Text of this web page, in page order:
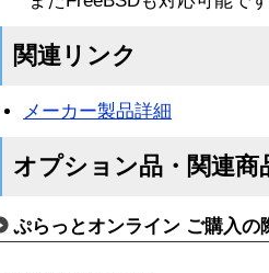
関連リンク
メーカー製品詳細
オプション品・関連商
ぷらっとオンライン ご購入の